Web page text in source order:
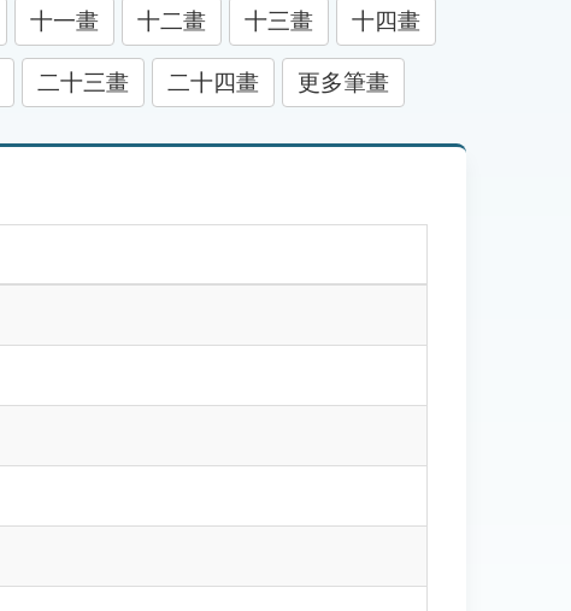
十一畫 十二畫 十三畫 十四畫
二十三畫 二十四畫 更多筆畫